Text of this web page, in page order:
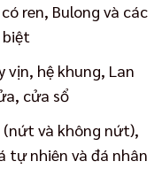
ren, Bulong và các
biệt
vịn, hệ khung, Lan
cửa sổ
(nứt và không nứt),
tự nhiên và đá nhân